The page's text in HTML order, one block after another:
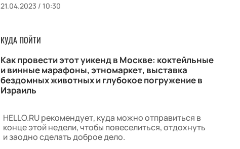
21.04.2023 / 10:30
КУДА ПОЙТИ
Как провести этот уикенд в Москве: коктейльные
и винные марафоны, этномаркет, выставка
бездомных животных и глубокое погружение в
Израиль
HELLO.RU рекомендует, куда можно отправиться в
конце этой недели, чтобы повеселиться, отдохнуть
и заодно сделать доброе дело.